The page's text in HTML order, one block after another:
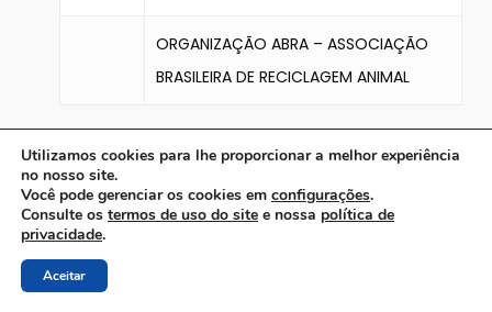
ORGANIZAÇÃO ABRA – ASSOCIAÇÃO
BRASILEIRA DE RECICLAGEM ANIMAL
Site do evento
Utilizamos cookies para lhe proporcionar a melhor experiência
no nosso site.
Você pode gerenciar os cookies em configurações.
Consulte os termos de uso do site e nossa política de
privacidade.
Aceitar